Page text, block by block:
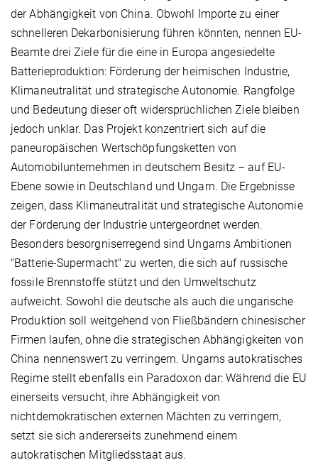
der Abhängigkeit von China. Obwohl Importe zu einer
schnelleren Dekarbonisierung führen könnten, nennen EU-
Beamte drei Ziele für die eine in Europa angesiedelte
Batterieproduktion: Förderung der heimischen Industrie,
Klimaneutralität und strategische Autonomie. Rangfolge
und Bedeutung dieser oft widersprüchlichen Ziele bleiben
jedoch unklar. Das Projekt konzentriert sich auf die
paneuropäischen Wertschöpfungsketten von
Automobilunternehmen in deutschem Besitz – auf EU-
Ebene sowie in Deutschland und Ungarn. Die Ergebnisse
zeigen, dass Klimaneutralität und strategische Autonomie
der Förderung der Industrie untergeordnet werden.
Besonders besorgniserregend sind Ungarns Ambitionen
"Batterie-Supermacht" zu werten, die sich auf russische
fossile Brennstoffe stützt und den Umweltschutz
aufweicht. Sowohl die deutsche als auch die ungarische
Produktion soll weitgehend von Fließbändern chinesischer
Firmen laufen, ohne die strategischen Abhängigkeiten von
China nennenswert zu verringern. Ungarns autokratisches
Regime stellt ebenfalls ein Paradoxon dar: Während die EU
einerseits versucht, ihre Abhängigkeit von
nichtdemokratischen externen Mächten zu verringern,
setzt sie sich andererseits zunehmend einem
autokratischen Mitgliedsstaat aus.